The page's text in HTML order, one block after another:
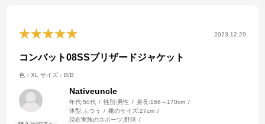
2023.12.29
コンバット08SSブリザードジャケット
色：XL サイズ：B/B
Nativeuncle
年代:50代 性別:男性 身長:166～170cm
体型: ふつう 靴のサイズ:27cm
現在実施のスポーツ:野球